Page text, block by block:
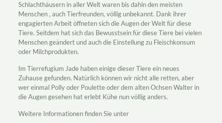
Schlachthäusern in aller Welt waren bis dahin den meisten
Menschen , auch Tierfreunden, völlig unbekannt. Dank ihrer
engagierten Arbeit öffneten sich die Augen der Welt für diese
Tiere. Seitdem hat sich das Bewusstsein für diese Tiere bei vielen
Menschen geändert und auch die Einstellung zu Fleischkonsum
oder Milchprodukten.
Im Tierrefugium Jade haben einige dieser Tiere ein neues
Zuhause gefunden. Natürlich können wir nicht alle retten, aber
wer einmal Polly oder Poulette oder dem alten Ochsen Walter in
die Augen gesehen hat erlebt Kühe nun völlig anders.
Weitere Informationen finden Sie unter